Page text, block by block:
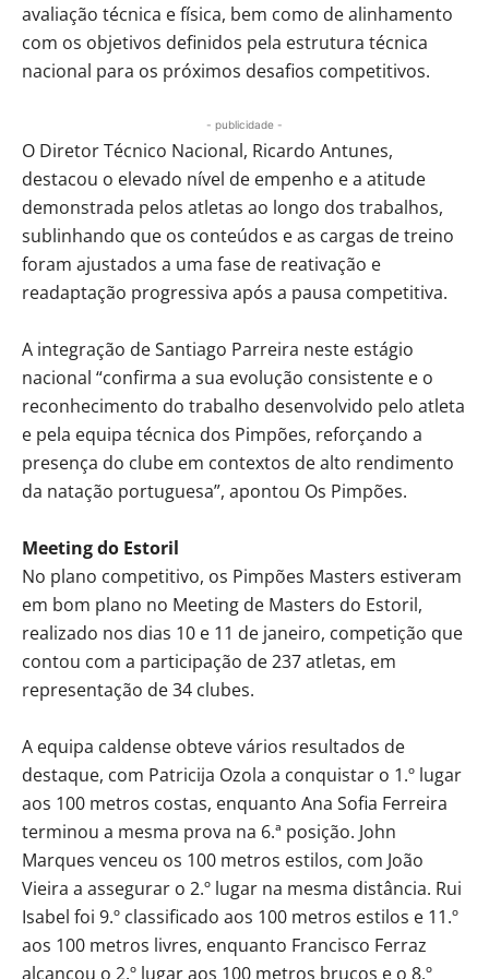
avaliação técnica e física, bem como de alinhamento
com os objetivos definidos pela estrutura técnica
nacional para os próximos desafios competitivos.
- publicidade -
O Diretor Técnico Nacional, Ricardo Antunes,
destacou o elevado nível de empenho e a atitude
demonstrada pelos atletas ao longo dos trabalhos,
sublinhando que os conteúdos e as cargas de treino
foram ajustados a uma fase de reativação e
readaptação progressiva após a pausa competitiva.
A integração de Santiago Parreira neste estágio
nacional “confirma a sua evolução consistente e o
reconhecimento do trabalho desenvolvido pelo atleta
e pela equipa técnica dos Pimpões, reforçando a
presença do clube em contextos de alto rendimento
da natação portuguesa”, apontou Os Pimpões.
Meeting do Estoril
No plano competitivo, os Pimpões Masters estiveram
em bom plano no Meeting de Masters do Estoril,
realizado nos dias 10 e 11 de janeiro, competição que
contou com a participação de 237 atletas, em
representação de 34 clubes.
A equipa caldense obteve vários resultados de
destaque, com Patricija Ozola a conquistar o 1.º lugar
aos 100 metros costas, enquanto Ana Sofia Ferreira
terminou a mesma prova na 6.ª posição. John
Marques venceu os 100 metros estilos, com João
Vieira a assegurar o 2.º lugar na mesma distância. Rui
Isabel foi 9.º classificado aos 100 metros estilos e 11.º
aos 100 metros livres, enquanto Francisco Ferraz
alcançou o 2.º lugar aos 100 metros bruços e o 8.º